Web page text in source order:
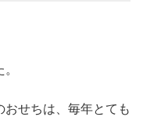
おせちは、毎年とても